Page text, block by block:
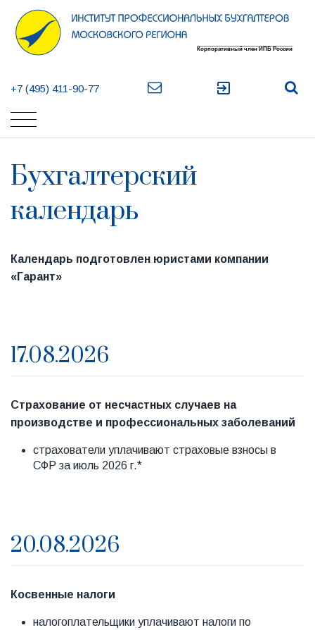
+7 (495) 411-90-77 exit_to_app
Бухгалтерский
календарь
Календарь подготовлен юристами компании
«Гарант»
17.08.2026
Страхование от несчастных случаев на
производстве и профессиональных заболеваний
страхователи уплачивают страховые взносы в
СФР за июль 2026 г.*
20.08.2026
Косвенные налоги
налогоплательщики уплачивают налоги по